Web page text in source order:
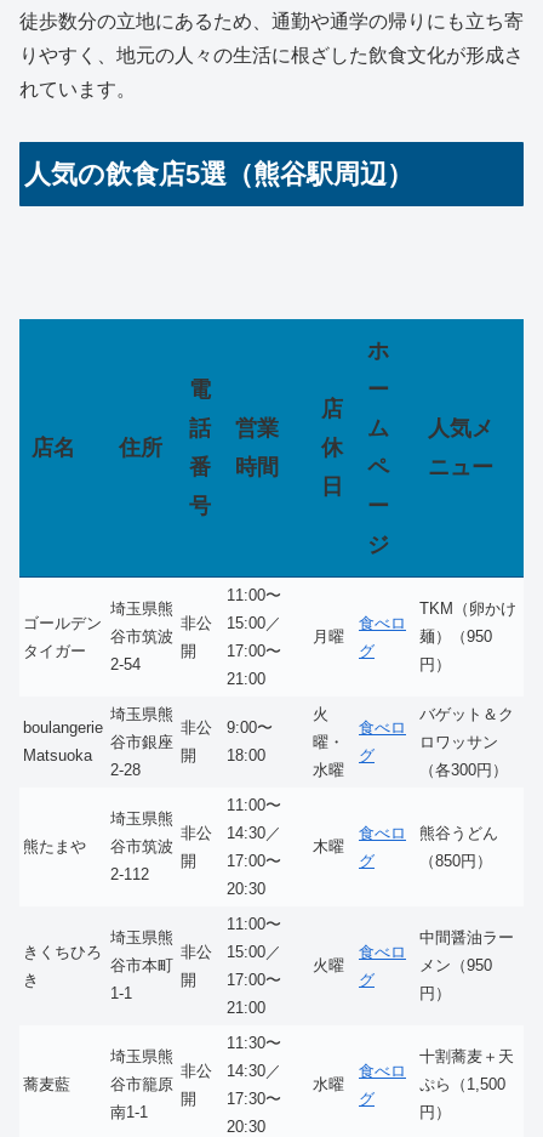
徒歩数分の立地にあるため、通勤や通学の帰りにも立ち寄
りやすく、地元の人々の生活に根ざした飲食文化が形成さ
れています。
人気の飲食店5選（熊谷駅周辺）
店名 住所
電
話
番
号
営業
時間
店
休
日
ホ
ー
ム
ペ
ー
ジ
人気メ
ニュー
ゴールデン
タイガー
埼玉県熊
谷市筑波
2-54
非公
開
11:00〜
15:00／
17:00〜
21:00
月曜
食べロ
グ
TKM（卵かけ
麺）（950
円）
boulangerie
Matsuoka
埼玉県熊
谷市銀座
2-28
非公
開
9:00〜
18:00
火
曜・
水曜
食べロ
グ
バゲット＆ク
ロワッサン
（各300円）
熊たまや
埼玉県熊
谷市筑波
2-112
非公
開
11:00〜
14:30／
17:00〜
20:30
木曜
食べロ
グ
熊谷うどん
（850円）
きくちひろ
き
埼玉県熊
谷市本町
1-1
非公
開
11:00〜
15:00／
17:00〜
21:00
火曜
食べロ
グ
中間醤油ラー
メン（950
円）
蕎麦藍
埼玉県熊
谷市籠原
南1-1
非公
開
11:30〜
14:30／
17:30〜
20:30
水曜
食べロ
グ
十割蕎麦＋天
ぷら（1,500
円）